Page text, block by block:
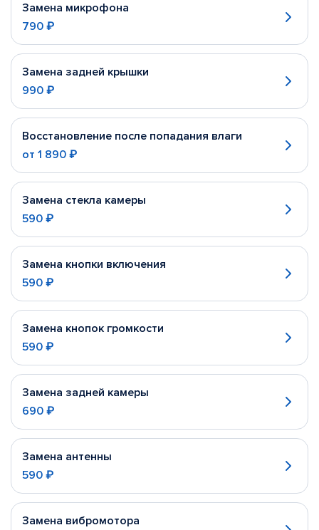
Замена микрофона
790 ₽
Замена задней крышки
990 ₽
Восстановление после попадания влаги
от 1 890 ₽
Замена стекла камеры
590 ₽
Замена кнопки включения
590 ₽
Замена кнопок громкости
590 ₽
Замена задней камеры
690 ₽
Замена антенны
590 ₽
Замена вибромотора